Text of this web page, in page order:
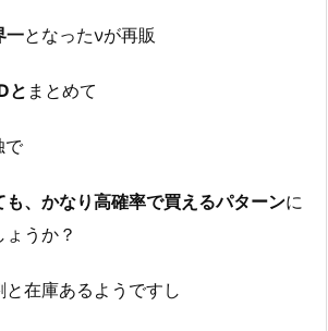
一となったνが再販
と まとめて
で
も、かなり高確率で買えるパターンに
うか？
と在庫あるようですし